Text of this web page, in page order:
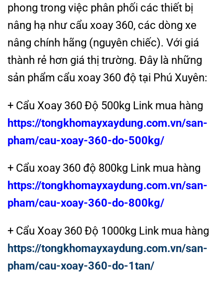
phong trong việc phân phối các thiết bị
nâng hạ như cẩu xoay 360, các dòng xe
nâng chính hãng (nguyên chiếc). Với giá
thành rẻ hơn giá thị trường. Đây là những
sản phẩm cẩu xoay 360 độ tại Phú Xuyên:
+ Cẩu Xoay 360 Độ 500kg Link mua hàng
https://tongkhomayxaydung.com.vn/san-
pham/cau-xoay-360-do-500kg/
+ Cẩu xoay 360 độ 800kg Link mua hàng
https://tongkhomayxaydung.com.vn/san-
pham/cau-xoay-360-do-800kg/
+ Cẩu Xoay 360 Độ 1000kg Link mua hàng
https://tongkhomayxaydung.com.vn/san-
pham/cau-xoay-360-do-1tan/